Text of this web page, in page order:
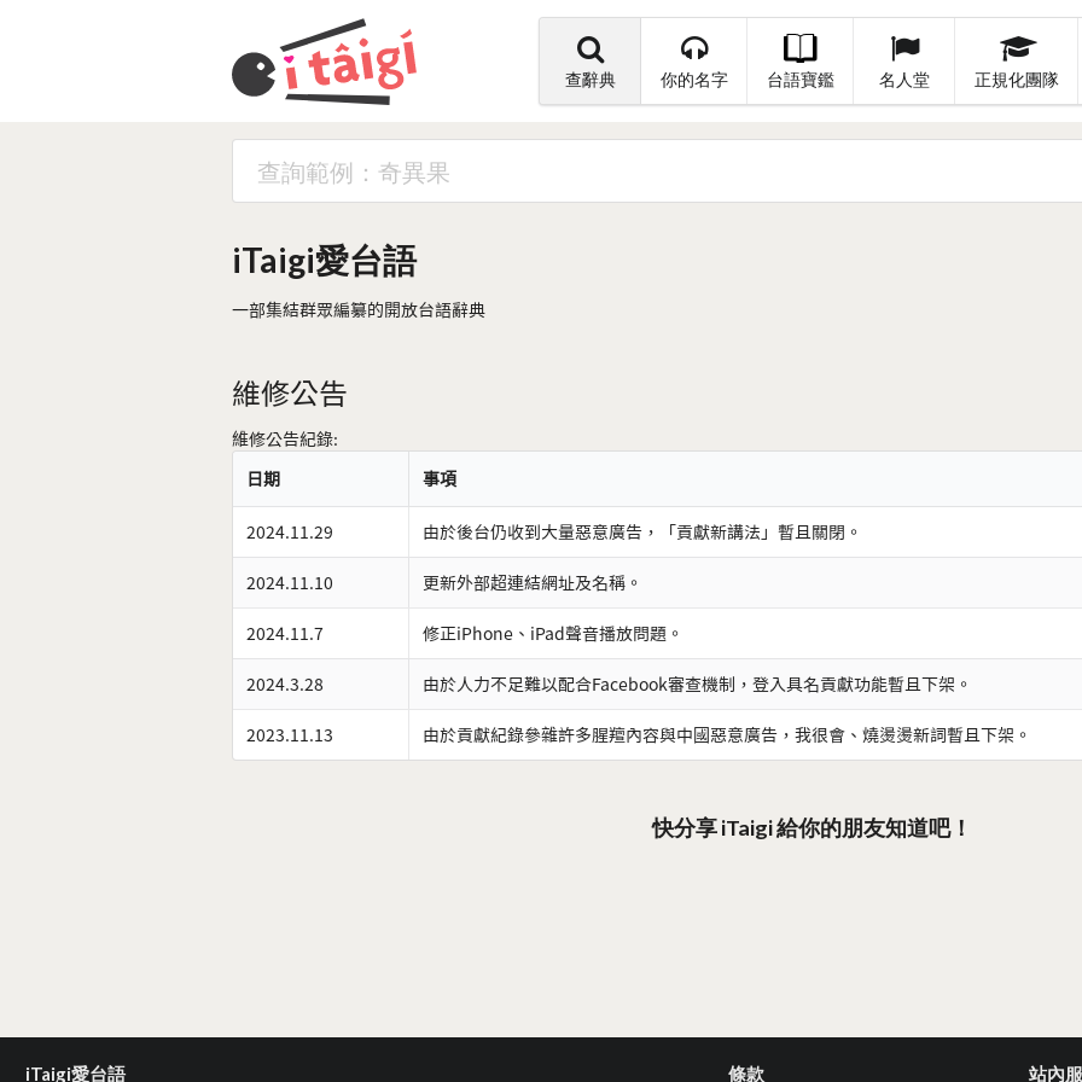
查辭典 你的名字 台語寶鑑 名人堂 正規化團隊
iTaigi愛台語
一部集結群眾編纂的開放台語辭典
維修公告
維修公告紀錄:
日期
事項
2024.11.29 由於後台仍收到大量惡意廣告，「貢獻新講法」暫且關閉。
2024.11.10 更新外部超連結網址及名稱。
2024.11.7 修正iPhone、iPad聲音播放問題。
2024.3.28 由於人力不足難以配合Facebook審查機制，登入具名貢獻功能暫且下架。
2023.11.13 由於貢獻紀錄參雜許多腥羶內容與中國惡意廣告，我很會、燒燙燙新詞暫且下架。
快分享 iTaigi 給你的朋友知道吧！
iTaigi愛台語 條款 站內